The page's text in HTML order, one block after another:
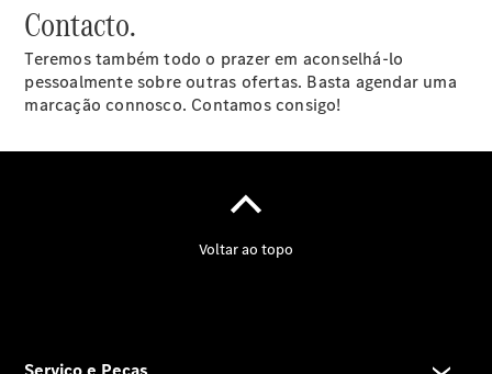
de carreira
Contacto.
Teremos também todo o prazer em aconselhá-lo
pessoalmente sobre outras ofertas. Basta agendar uma
marcação connosco. Contamos consigo!